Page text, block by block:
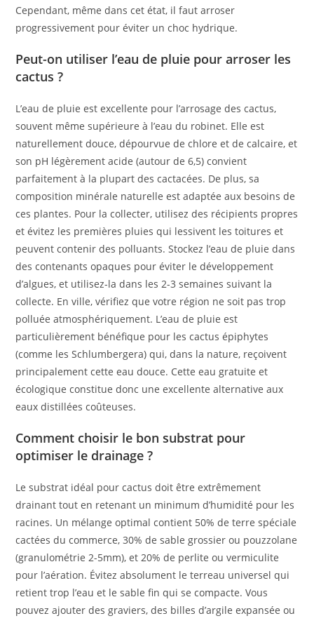
Cependant, même dans cet état, il faut arroser
progressivement pour éviter un choc hydrique.
Peut-on utiliser l’eau de pluie pour arroser les
cactus ?
L’eau de pluie est excellente pour l’arrosage des cactus,
souvent même supérieure à l’eau du robinet. Elle est
naturellement douce, dépourvue de chlore et de calcaire, et
son pH légèrement acide (autour de 6,5) convient
parfaitement à la plupart des cactacées. De plus, sa
composition minérale naturelle est adaptée aux besoins de
ces plantes. Pour la collecter, utilisez des récipients propres
et évitez les premières pluies qui lessivent les toitures et
peuvent contenir des polluants. Stockez l’eau de pluie dans
des contenants opaques pour éviter le développement
d’algues, et utilisez-la dans les 2-3 semaines suivant la
collecte. En ville, vérifiez que votre région ne soit pas trop
polluée atmosphériquement. L’eau de pluie est
particulièrement bénéfique pour les cactus épiphytes
(comme les Schlumbergera) qui, dans la nature, reçoivent
principalement cette eau douce. Cette eau gratuite et
écologique constitue donc une excellente alternative aux
eaux distillées coûteuses.
Comment choisir le bon substrat pour
optimiser le drainage ?
Le substrat idéal pour cactus doit être extrêmement
drainant tout en retenant un minimum d’humidité pour les
racines. Un mélange optimal contient 50% de terre spéciale
cactées du commerce, 30% de sable grossier ou pouzzolane
(granulométrie 2-5mm), et 20% de perlite ou vermiculite
pour l’aération. Évitez absolument le terreau universel qui
retient trop l’eau et le sable fin qui se compacte. Vous
pouvez ajouter des graviers, des billes d’argile expansée ou